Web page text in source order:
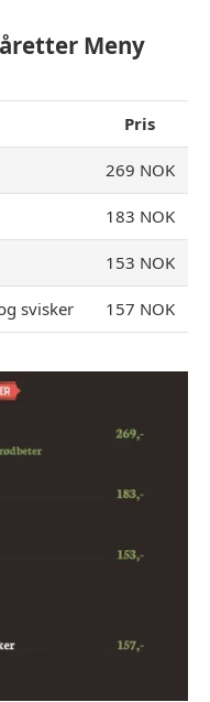
Meny
Pris
269 NOK
183 NOK
153 NOK
svisker 157 NOK